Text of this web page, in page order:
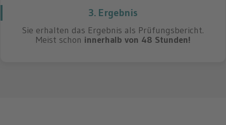
3. Ergebnis
Sie erhalten das Ergebnis als Prüfungsbericht.
Meist schon innerhalb von 48 Stunden!